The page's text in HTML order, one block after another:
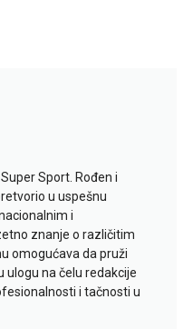
Sport. Rođen i
u uspešnu
i
znanje o različitim
omogućava da pruži
ulogu na čelu redakcije
i tačnosti u